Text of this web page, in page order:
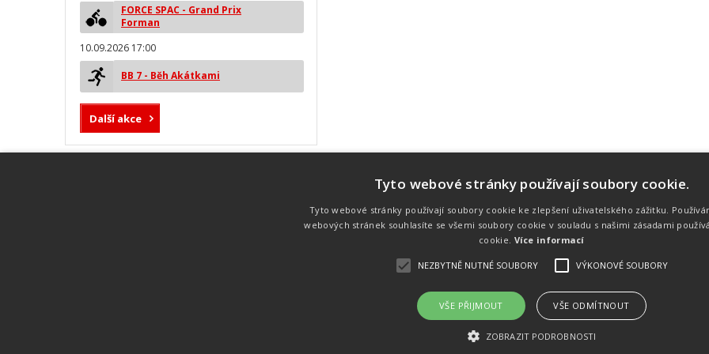
FORCE SPAC - Grand Prix
Forman
10.09.2026 17:00
BB 7 - Běh Akátkami
Další akce
technologie od společnosti MYLAPS. Tato
technologie je používána na olympijských
Náš tým
Náš tým je schopen na profesionální
úrovni zajistit pořádání sportovních
soutěží. Organizaci závodů, registraci na
místě, měření, zpracování a publikaci
. Publikování a šíření obsahu je bez písemného souhlasu
Úvod Kalendář akcí
Tyto webové stránky používají soubory cookie.
Tyto webové stránky používají soubory cookie ke zlepšení uživatelského zážitku.
webových stránek souhlasíte se všemi soubory cookie v souladu s našimi zásadami
cookie. Více informací
NEZBYTNĚ NUTNÉ SOUBORY VÝKONOVÉ SOUBORY
VŠE PŘIJMOUT VŠE ODMÍTNOUT
ZOBRAZIT PODROBNOSTI